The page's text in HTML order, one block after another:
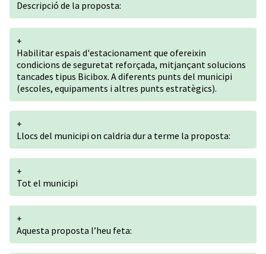
Descripció de la proposta:
+
Habilitar espais d'estacionament que ofereixin
condicions de seguretat reforçada, mitjançant solucions
tancades tipus Bicibox. A diferents punts del municipi
(escoles, equipaments i altres punts estratègics).
+
Llocs del municipi on caldria dur a terme la proposta:
+
Tot el municipi
+
Aquesta proposta l’heu feta: